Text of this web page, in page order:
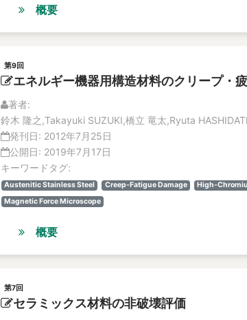
概要
第9回
エネルギー機器用構造材料のクリープ・
著者:
鈴木 隆之,Takayuki SUZUKI,橋立 竜太,Ryuta
発刊日: 2012年7月25日
公開日: 2019年7月17日
キーワードタグ:
Austenitic Stainless Steel Creep-Fatigue Damage High-
Magnetic Force Microscope
概要
第7回
セラミックス材料の非破壊評価